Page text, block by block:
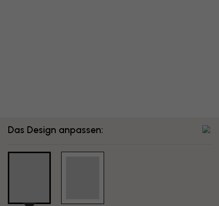
Das Design anpassen: